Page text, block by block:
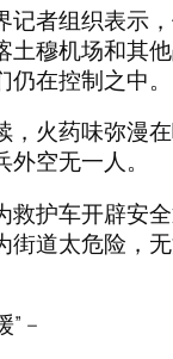
记者组织表示
土穆机场和其他
在控制之中。
，火药味弥漫
空无一人。
救护车开辟安
街道太危险，
” –